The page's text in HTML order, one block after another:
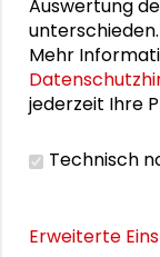
Klaus von
Manfred G.
Auswertung
unterschieden.
Mehr
jederzeit Ihre
Technisch
Erweiterte